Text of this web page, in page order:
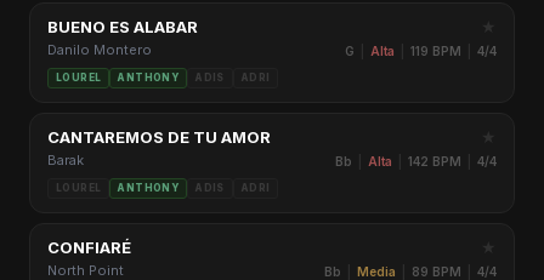
BUENO ES ALABAR
Danilo Montero G Alta 119 BPM 4/4
LOUREL ANTHONY ADIS ADRI
CANTAREMOS DE TU AMOR
Barak Bb Alta 142 BPM 4/4
LOUREL ANTHONY ADIS ADRI
CONFIARÉ
North Point Bb Media 89 BPM 4/4